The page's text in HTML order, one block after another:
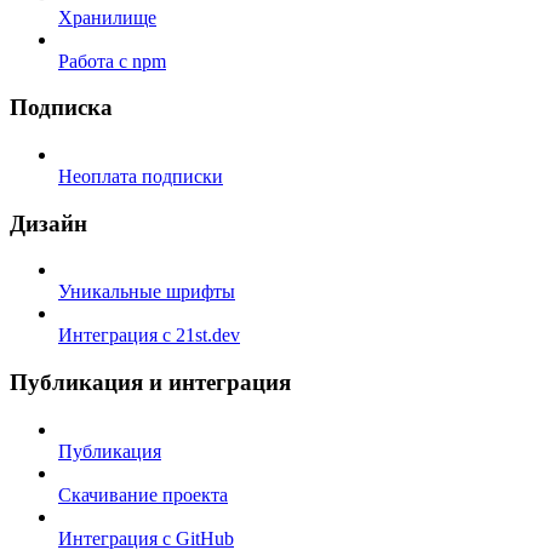
Хранилище
Работа с npm
Подписка
Неоплата подписки
Дизайн
Уникальные шрифты
Интеграция с 21st.dev
Публикация и интеграция
Публикация
Скачивание проекта
Интеграция с GitHub